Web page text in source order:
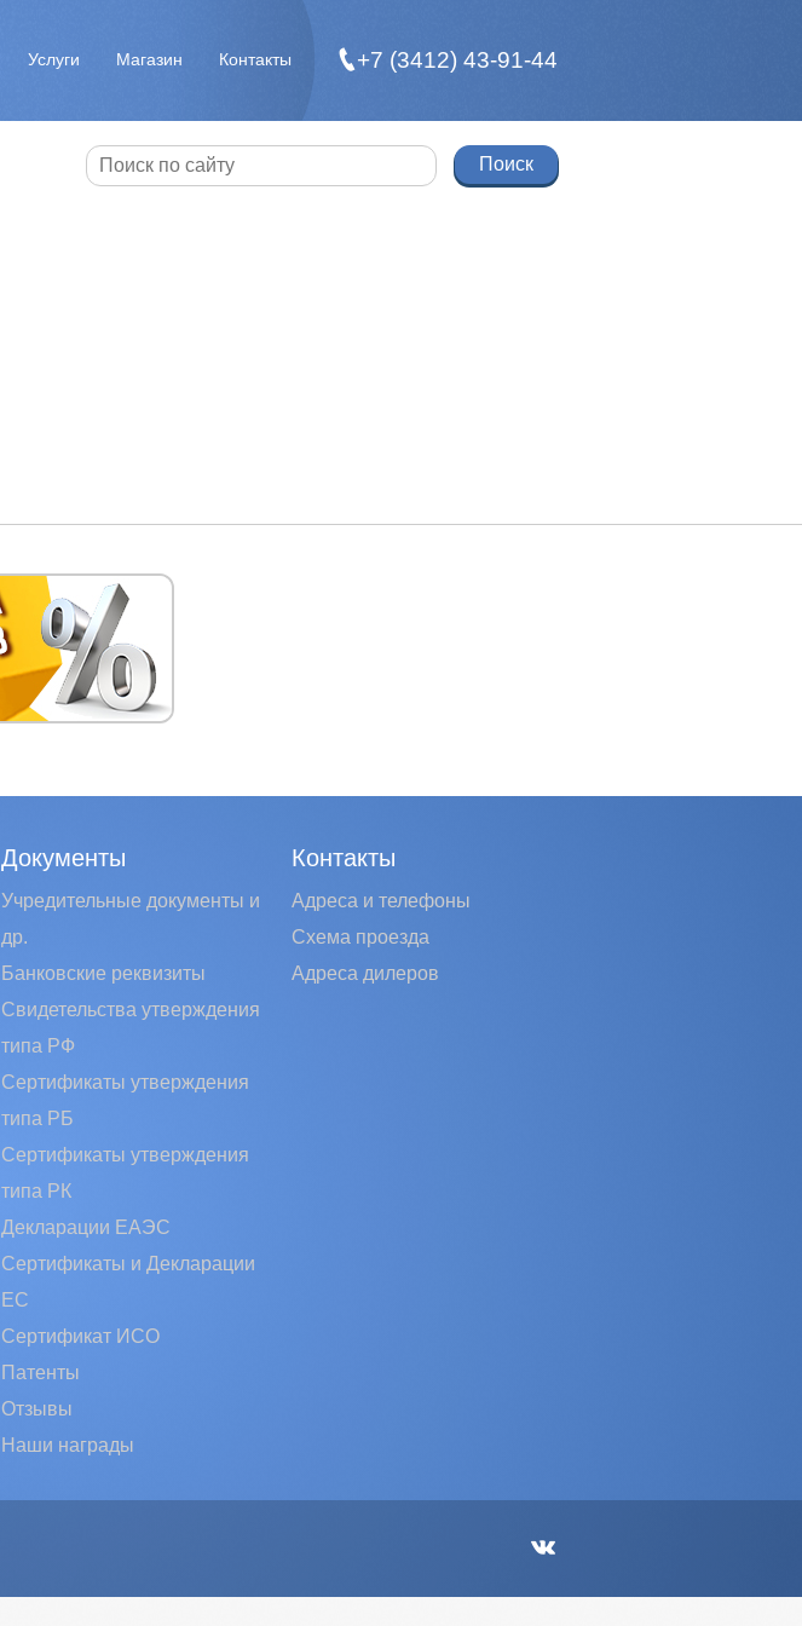
Услуги Магазин Контакты +7 (3412) 43-91-44
Документы
Учредительные документы и
др.
Банковские реквизиты
Свидетельства утверждения
типа РФ
Сертификаты утверждения
типа РБ
Сертификаты утверждения
типа РК
Декларации ЕАЭС
Сертификаты и Декларации
EC
Сертификат ИСО
Патенты
Отзывы
Наши награды
Контакты
Адреса и телефоны
Схема проезда
Адреса дилеров